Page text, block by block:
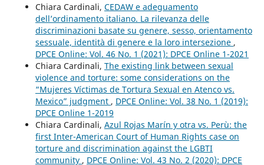
Chiara Cardinali, CEDAW e adeguamento
dell’ordinamento italiano. La rilevanza delle
discriminazioni basate su genere, sesso, orientamento
sessuale, identità di genere e la loro intersezione ,
DPCE Online: Vol. 46 No. 1 (2021): DPCE Online 1-2021
Chiara Cardinali, The existing link between sexual
violence and torture: some considerations on the
“Mujeres Víctimas de Tortura Sexual en Atenco vs.
Mexico” judgment , DPCE Online: Vol. 38 No. 1 (2019):
DPCE Online 1-2019
Chiara Cardinali, Azul Rojas Marín y otra vs. Perù: the
first Inter-American Court of Human Rights case on
torture and discrimination against the LGBTI
community , DPCE Online: Vol. 43 No. 2 (2020): DPCE